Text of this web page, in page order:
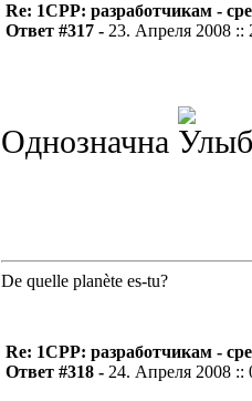
Re: 1CPP: разработчикам -
Ответ #317 - 23. Апреля 2008 ::
Однозначна
De quelle planète es-tu?
Re: 1CPP: разработчикам -
Ответ #318 - 24. Апреля 2008 ::